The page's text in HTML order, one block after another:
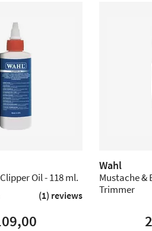
Oil - 118 ml.
(1) reviews
Wahl
Mustache &
Trimmer